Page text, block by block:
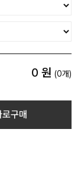
0 원 (0개)
로구매